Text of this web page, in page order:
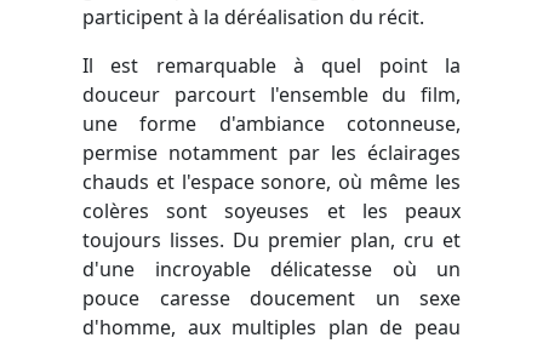
participent à la déréalisation du récit.
Il est remarquable à quel point la
douceur parcourt l'ensemble du film,
une forme d'ambiance cotonneuse,
permise notamment par les éclairages
chauds et l'espace sonore, où même les
colères sont soyeuses et les peaux
toujours lisses. Du premier plan, cru et
d'une incroyable délicatesse où un
pouce caresse doucement un sexe
d'homme, aux multiples plan de peau